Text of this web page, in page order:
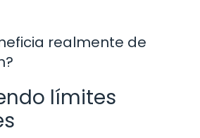
realmente de
límites